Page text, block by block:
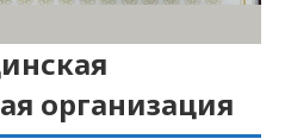
организация